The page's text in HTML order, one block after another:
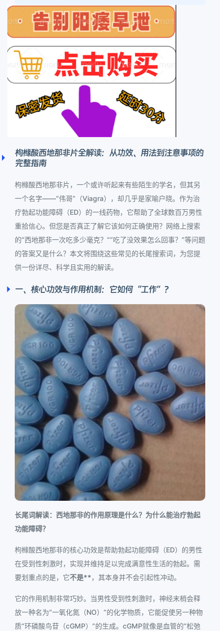
枸橼酸西地那非片全解读：从功效、用法到注意事项的
完整指南
枸橼酸西地那非片，一个或许听起来有些陌生的学名，但其另
一个名字——“伟哥”（Viagra），却几乎是家喻户晓。作为治
疗勃起功能障碍（ED）的一线药物，它帮助了全球数百万男性
重拾信心。但您是否真正了解它该如何正确使用？网络上搜索
的“西地那非一次吃多少毫克？”“吃了没效果怎么回事？”等问题
的答案又是什么？本文将围绕这些常见的长尾搜索词，为您提
供一份详尽、科学且实用的解读。
一、核心功效与作用机制：它如何“工作”？
长尾词解读：西地那非的作用原理是什么？为什么能治疗勃起
功能障碍？
枸橼酸西地那非的核心功效是帮助勃起功能障碍（ED）的男性
在受到性刺激时，实现并维持足以完成满意性生活的勃起。需
要划重点的是，它不是**，其本身并不会引起性冲动。
它的作用机制非常巧妙。当男性受到性刺激时，神经末梢会释
放一种名为“一氧化氮（NO）”的化学物质，它能促使另一种物
质“环磷酸鸟苷（cGMP）”的生成。cGMP就像是血管的“松弛